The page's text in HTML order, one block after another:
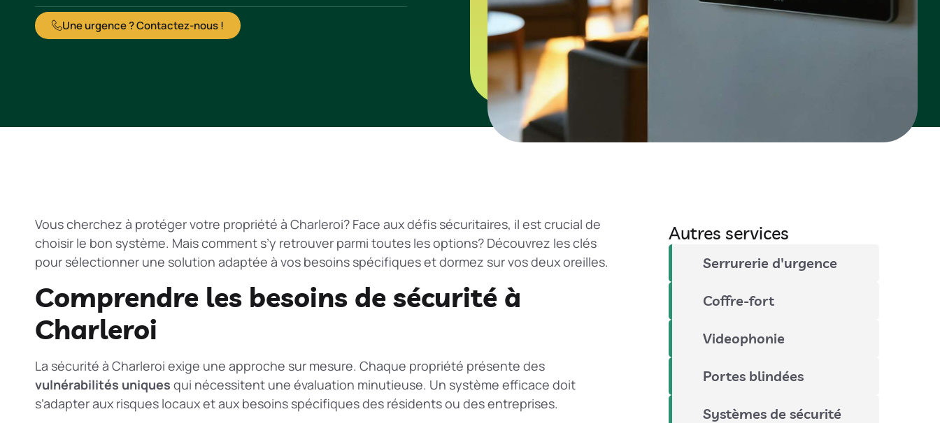
Une urgence ? Contactez-nous !
Vous cherchez à protéger votre propriété à Charleroi? Face aux défis sécuritaires, il est crucial de
choisir le bon système. Mais comment s’y retrouver parmi toutes les options? Découvrez les clés
pour sélectionner une solution adaptée à vos besoins spécifiques et dormez sur vos deux oreilles.
Comprendre les besoins de sécurité à
Charleroi
La sécurité à Charleroi exige une approche sur mesure. Chaque propriété présente des
vulnérabilités uniques qui nécessitent une évaluation minutieuse. Un système efficace doit
s’adapter aux risques locaux et aux besoins spécifiques des résidents ou des entreprises.
Autres services
Serrurerie d'urgence
Coffre-fort
Videophonie
Portes blindées
Systèmes de sécurité